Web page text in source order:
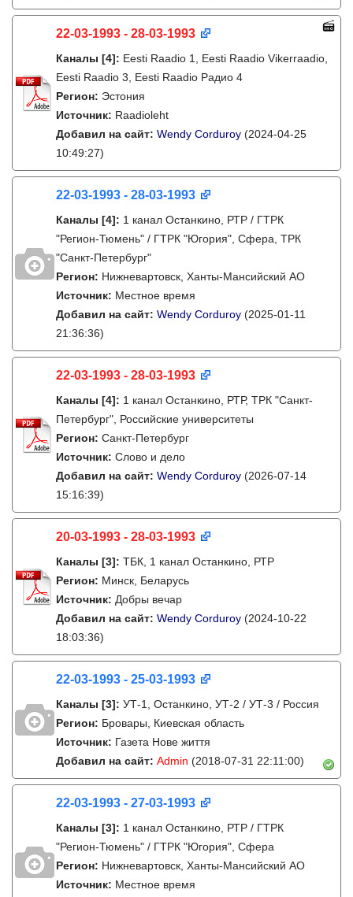
22-03-1993 - 28-03-1993
Каналы [4]: Eesti Raadio 1, Eesti Raadio Vikerraadio,
Eesti Raadio 3, Eesti Raadio Радио 4
Регион: Эстония
Источник: Raadioleht
Добавил на сайт: Wendy Corduroy (2024-04-25
10:49:27)
22-03-1993 - 28-03-1993
Каналы [4]: 1 канал Останкино, РТР / ГТРК
"Регион-Тюмень" / ГТРК "Югория", Сфера, ТРК
"Санкт-Петербург"
Регион: Нижневартовск, Ханты-Мансийский АО
Источник: Местное время
Добавил на сайт: Wendy Corduroy (2025-01-11
21:36:36)
22-03-1993 - 28-03-1993
Каналы [4]: 1 канал Останкино, РТР, ТРК "Санкт-
Петербург", Российские университеты
Регион: Санкт-Петербург
Источник: Слово и дело
Добавил на сайт: Wendy Corduroy (2026-07-14
15:16:39)
20-03-1993 - 28-03-1993
Каналы [3]: ТБК, 1 канал Останкино, РТР
Регион: Минск, Беларусь
Источник: Добры вечар
Добавил на сайт: Wendy Corduroy (2024-10-22
18:03:36)
22-03-1993 - 25-03-1993
Каналы [3]: УТ-1, Останкино, УТ-2 / УТ-3 / Россия
Регион: Бровары, Киевская область
Источник: Газета Нове життя
Добавил на сайт: Admin (2018-07-31 22:11:00)
22-03-1993 - 27-03-1993
Каналы [3]: 1 канал Останкино, РТР / ГТРК
"Регион-Тюмень" / ГТРК "Югория", Сфера
Регион: Нижневартовск, Ханты-Мансийский АО
Источник: Местное время